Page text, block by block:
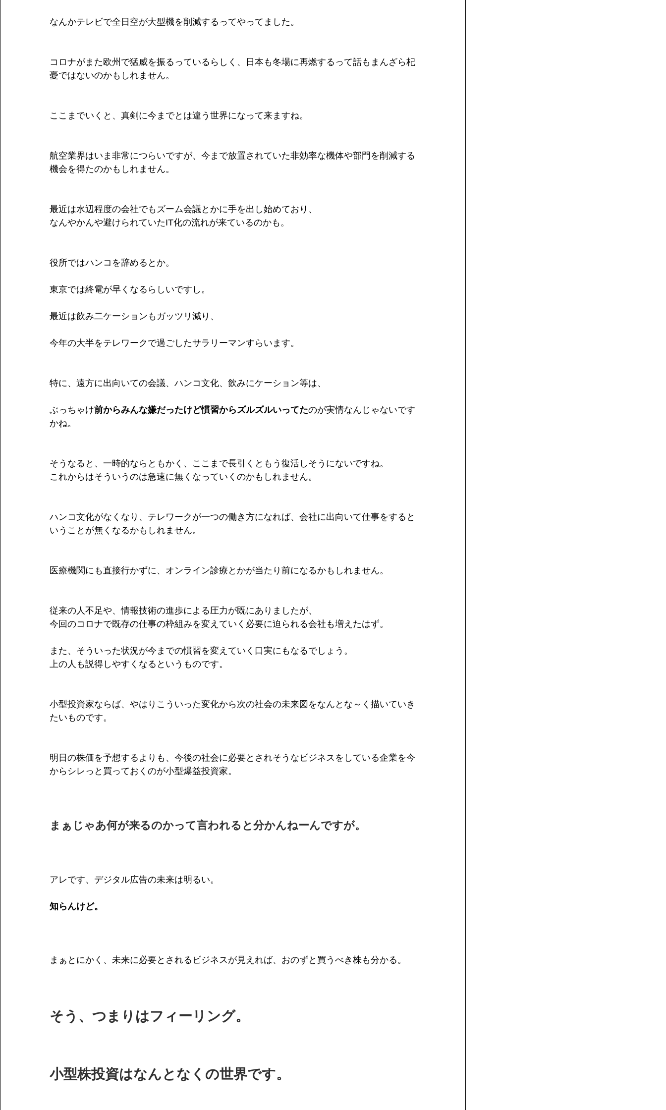
なんかテレビで全日空が大型機を削減するってやってました。
コロナがまた欧州で猛威を振るっているらしく、日本も冬場に再燃するって話もまんざら杞
憂ではないのかもしれません。
ここまでいくと、真剣に今までとは違う世界になって来ますね。
航空業界はいま非常につらいですが、今まで放置されていた非効率な機体や部門を削減する
機会を得たのかもしれません。
最近は水辺程度の会社でもズーム会議とかに手を出し始めており、
なんやかんや避けられていたIT化の流れが来ているのかも。
役所ではハンコを辞めるとか。
東京では終電が早くなるらしいですし。
最近は飲み二ケーションもガッツリ減り、
今年の大半をテレワークで過ごしたサラリーマンすらいます。
特に、遠方に出向いての会議、ハンコ文化、飲みにケーション等は、
ぶっちゃけ前からみんな嫌だったけど慣習からズルズルいってたのが実情なんじゃないです
かね。
そうなると、一時的ならともかく、ここまで長引くともう復活しそうにないですね。
これからはそういうのは急速に無くなっていくのかもしれません。
ハンコ文化がなくなり、テレワークが一つの働き方になれば、会社に出向いて仕事をすると
いうことが無くなるかもしれません。
医療機関にも直接行かずに、オンライン診療とかが当たり前になるかもしれません。
従来の人不足や、情報技術の進歩による圧力が既にありましたが、
今回のコロナで既存の仕事の枠組みを変えていく必要に迫られる会社も増えたはず。
また、そういった状況が今までの慣習を変えていく口実にもなるでしょう。
上の人も説得しやすくなるというものです。
小型投資家ならば、やはりこういった変化から次の社会の未来図をなんとな～く描いていき
たいものです。
明日の株価を予想するよりも、今後の社会に必要とされそうなビジネスをしている企業を今
からシレっと買っておくのが小型爆益投資家。
まぁじゃあ何が来るのかって言われると分かんねーんですが。
アレです、デジタル広告の未来は明るい。
知らんけど。
まぁとにかく、未来に必要とされるビジネスが見えれば、おのずと買うべき株も分かる。
そう、つまりはフィーリング。
小型株投資はなんとなくの世界です。